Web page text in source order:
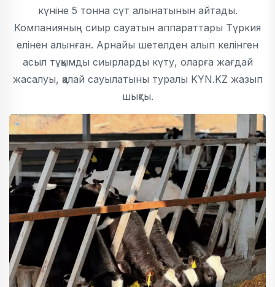
күніне 5 тонна сүт алынатынын айтады.
Компанияның сиыр сауатын аппараттары Түркия
елінен алынған. Арнайы шетелден алып келінген
асыл тұқымды сиырларды күту, оларға жағдай
жасалуы, қалай сауылатыны туралы KYN.KZ жазып
шықты.